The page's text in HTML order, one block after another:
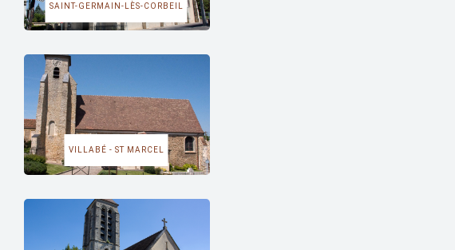
SAINT-GERMAIN-LÈS-CORBEIL
VILLABÉ - ST MARCEL